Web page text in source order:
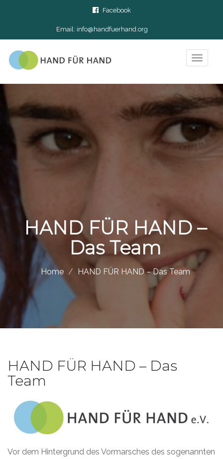
Facebook
Email: info@handfuerhand.org
HAND FÜR HAND –
Das Team
Home HAND FÜR HAND – Das Team
HAND FÜR HAND – Das
Team
Vor dem Hintergrund des Vormarsches des sogenannten